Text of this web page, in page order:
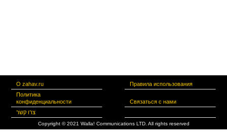
О zahav.ru
Правила использования
Политика
конфиденциальности
Связаться с нами
צרו קשר
Copyright © 2021 Walla! Communications LTD. All rights reserved